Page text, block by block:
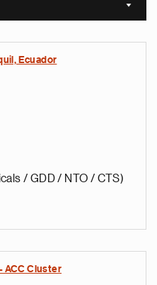
Sort
Ecuador
/ GDD / NTO / CTS)
ACC Cluster